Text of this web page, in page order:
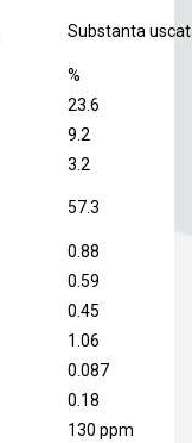
Substanta
%
23.6
9.2
3.2
57.3
0.88
0.59
0.45
1.06
0.087
0.18
130 ppm